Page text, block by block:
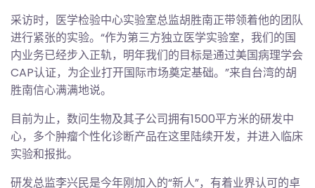
采访时，医学检验中心实验室总监胡胜南正带领着他的团队
进行紧张的实验。“作为第三方独立医学实验室，我们的国
内业务已经步入正轨，明年我们的目标是通过美国病理学会
CAP认证，为企业打开国际市场奠定基础。”来自台湾的胡
胜南信心满满地说。
目前为止，数问生物及其子公司拥有1500平方米的研发中
心，多个肿瘤个性化诊断产品在这里陆续开发，并进入临床
实验和报批。
研发总监李兴民是今年刚加入的“新人”，有着业界认可的卓